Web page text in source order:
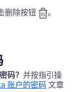
删除按钮
。
码？ 并按指引操
账户的密码 文章